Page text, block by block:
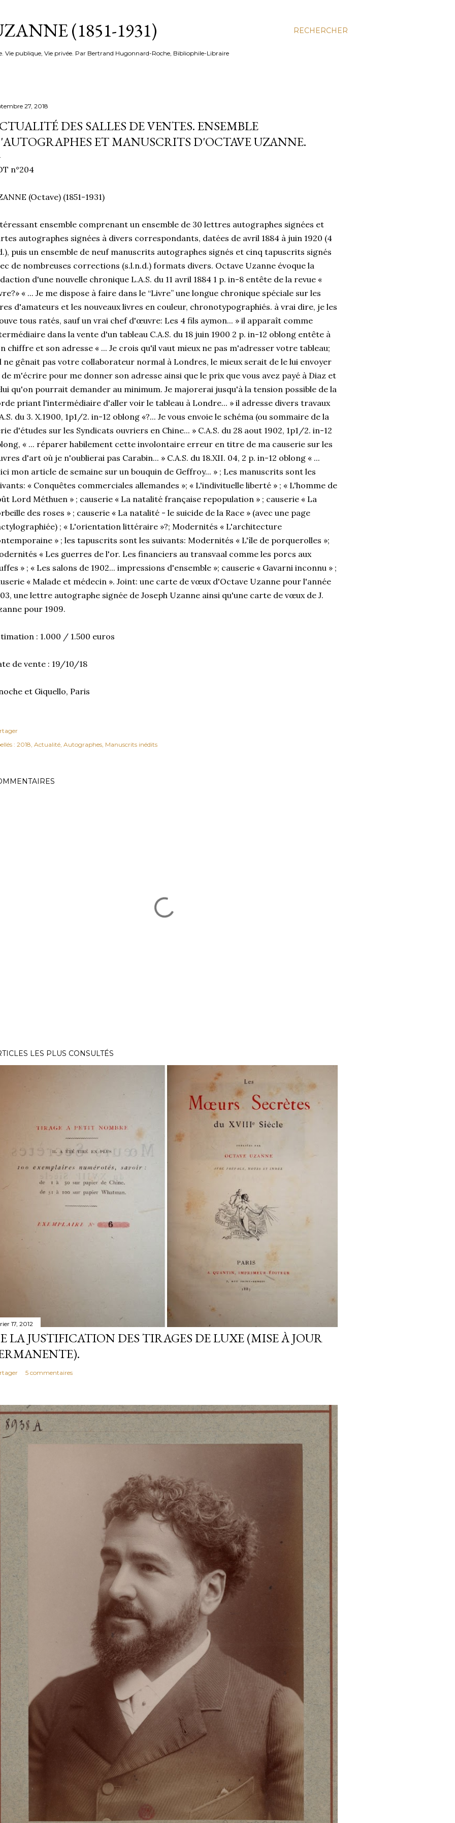
RECHERCHER
(1851-1931)
Vie publique, Vie privée. Par Bertrand Hugonnard-Roche, Bibliophile-Libraire
27, 2018
DES SALLES DE VENTES. ENSEMBLE
ET MANUSCRITS D'OCTAVE UZANNE.
n°204
(Octave) (1851-1931)
ensemble comprenant un ensemble de 30 lettres autographes signées et
autographes signées à divers correspondants, datées de avril 1884 à juin 1920 (4
puis un ensemble de neuf manuscrits autographes signés et cinq tapuscrits signés
de nombreuses corrections (s.l.n.d.) formats divers. Octave Uzanne évoque la
d'une nouvelle chronique L.A.S. du 11 avril 1884 1 p. in-8 entête de la revue «
« ... Je me dispose à faire dans le “Livre” une longue chronique spéciale sur les
d'amateurs et les nouveaux livres en couleur, chronotypographiés. à vrai dire, je les
tous ratés, sauf un vrai chef d'œuvre: Les 4 fils aymon... » il apparaît comme
dans la vente d'un tableau C.A.S. du 18 juin 1900 2 p. in-12 oblong entête à
chiffre et son adresse « ... Je crois qu'il vaut mieux ne pas m'adresser votre tableau;
ne gênait pas votre collaborateur normal à Londres, le mieux serait de le lui envoyer
m'écrire pour me donner son adresse ainsi que le prix que vous avez payé à Diaz et
qu'on pourrait demander au minimum. Je majorerai jusqu'à la tension possible de la
priant l'intermédiaire d'aller voir le tableau à Londre... » il adresse divers travaux
du 3. X.1900, 1p1/2. in-12 oblong «?... Je vous envoie le schéma (ou sommaire de la
d'études sur les Syndicats ouvriers en Chine... » C.A.S. du 28 aout 1902, 1p1/2. in-12
« ... réparer habilement cette involontaire erreur en titre de ma causerie sur les
d'art où je n'oublierai pas Carabin... » C.A.S. du 18.XII. 04, 2 p. in-12 oblong « ...
mon article de semaine sur un bouquin de Geffroy... » ; Les manuscrits sont les
« Conquêtes commerciales allemandes »; « L'indivituelle liberté » ; « L'homme de
Lord Méthuen » ; causerie « La natalité française repopulation » ; causerie « La
des roses » ; causerie « La natalité - le suicide de la Race » (avec une page
; « L'orientation littéraire »?; Modernités « L'architecture
» ; les tapuscrits sont les suivants: Modernités « L'île de porquerolles »;
« Les guerres de l'or. Les financiers au transvaal comme les porcs aux
» ; « Les salons de 1902... impressions d'ensemble »; causerie « Gavarni inconnu » ;
« Malade et médecin ». Joint: une carte de vœux d'Octave Uzanne pour l'année
une lettre autographe signée de Joseph Uzanne ainsi qu'une carte de vœux de J.
pour 1909.
: 1.000 / 1.500 euros
de vente : 19/10/18
et Giquello, Paris
: 2018 Actualité Autographes Manuscrits inédits
LES PLUS CONSULTÉS
17, 2012
LA JUSTIFICATION DES TIRAGES DE LUXE (MISE À JOUR
5 commentaires